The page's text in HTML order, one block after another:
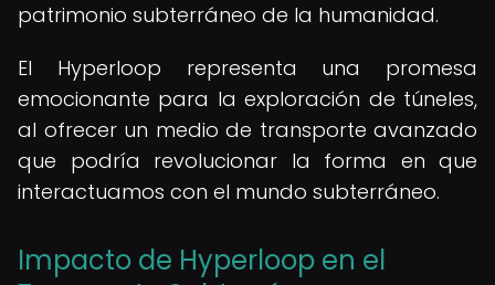
patrimonio subterráneo de la humanidad.
El Hyperloop representa una promesa
emocionante para la exploración de túneles,
al ofrecer un medio de transporte avanzado
que podría revolucionar la forma en que
interactuamos con el mundo subterráneo.
Impacto de Hyperloop en el